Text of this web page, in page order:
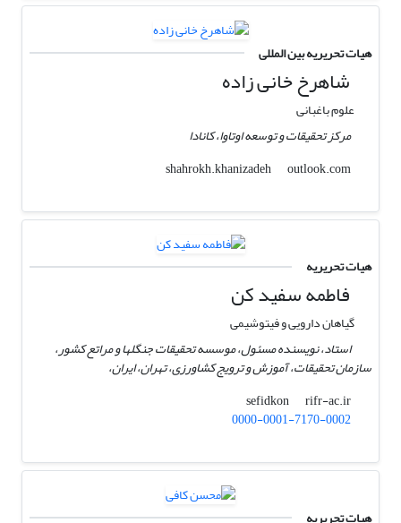
هیات تحریریه بین المللی
شاهرخ خانی زاده
علوم باغبانی
مرکز تحقیقات و توسعه اوتاوا، کانادا
shahrokh.khanizadeh
outlook.com
هیات تحریریه
فاطمه سفید کن
گیاهان دارویی و فیتوشیمی
استاد، نویسنده مسئول، موسسه تحقیقات جنگلها و مراتع کشور،
سازمان تحقیقات، آموزش و ترویج کشاورزی، تهران، ایران،
sefidkon
rifr-ac.ir
0000-0001-7170-0002
هیات تحریریه